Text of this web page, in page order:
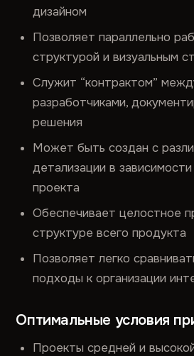
дизайном
Позволяет параллельно
структурой и визуальным
Служит “контрактом”
разработчиками,
решения
Может быть создан с
детализации в
проекта
Обеспечивает целостное
структуре всего продукта
Позволяет легко
подходы к организации
Оптимальные условия
Проекты средней и